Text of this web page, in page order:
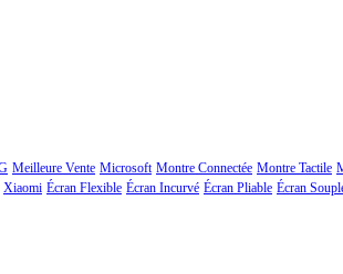
Meilleure Vente Microsoft Montre Connectée Montre Tactile
Xiaomi Écran Flexible Écran Incurvé Écran Pliable Écran